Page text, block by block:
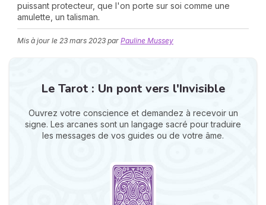
puissant protecteur, que l'on porte sur soi comme une
amulette, un talisman.
Mis à jour le 23 mars 2023 par Pauline Mussey
Le Tarot : Un pont vers l'Invisible
Ouvrez votre conscience et demandez à recevoir un
signe. Les arcanes sont un langage sacré pour traduire
les messages de vos guides ou de votre âme.